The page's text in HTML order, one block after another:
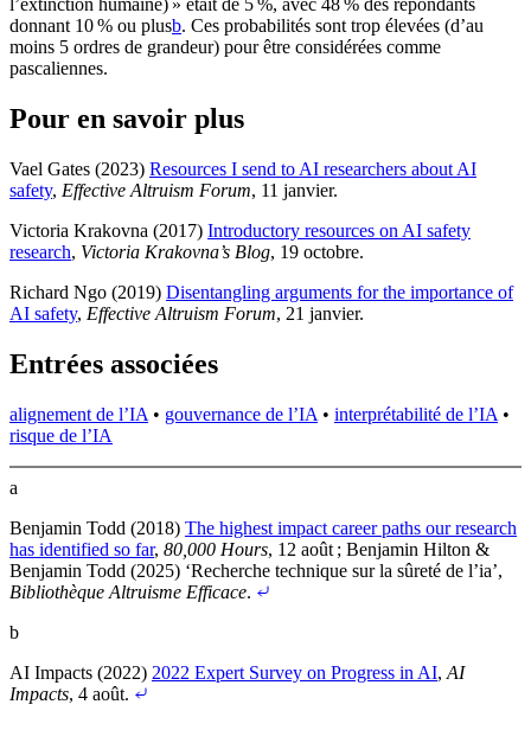
l’extinction humaine) » était de 5 %, avec 48 % des répondants
donnant 10 % ou plus⁠b. Ces probabilités sont trop élevées (d’au
moins 5 ordres de grandeur) pour être considérées comme
pascaliennes.
Pour en savoir plus
Vael Gates (2023) Resources I send to AI researchers about AI
safety, Effective Altruism Forum, 11 janvier.
Victoria Krakovna (2017) Introductory resources on AI safety
research, Victoria Krakovna’s Blog, 19 octobre.
Richard Ngo (2019) Disentangling arguments for the importance of
AI safety, Effective Altruism Forum, 21 janvier.
Entrées associées
alignement de l’IA • gouvernance de l’IA • interprétabilité de l’IA •
risque de l’IA
a
Benjamin Todd (2018) The highest impact career paths our research
has identified so far, 80,000 Hours, 12 août ; Benjamin Hilton &
Benjamin Todd (2025) ‘Recherche technique sur la sûreté de l’ia’,
Bibliothèque Altruisme Efficace.
b
AI Impacts (2022) 2022 Expert Survey on Progress in AI, AI
Impacts, 4 août.